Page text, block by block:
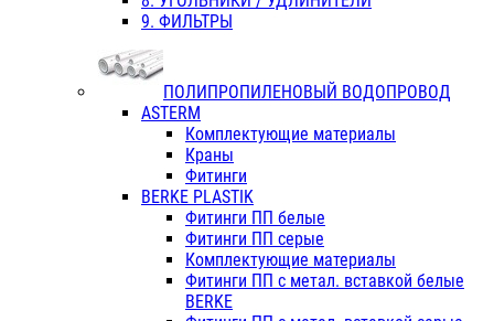
9. ФИЛЬТРЫ
ПОЛИПРОПИЛЕНОВЫЙ ВОДОПРОВОД
ASTERM
Комплектующие материалы
Краны
Фитинги
BERKE PLASTIK
Фитинги ПП белые
Фитинги ПП серые
Комплектующие материалы
Фитинги ПП с метал. вставкой белые
BERKE